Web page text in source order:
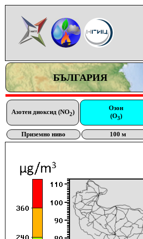
БЪЛГАРИЯ
Азотен диоксид (NO2)
Озон
(O3)
Приземно ниво 100 м